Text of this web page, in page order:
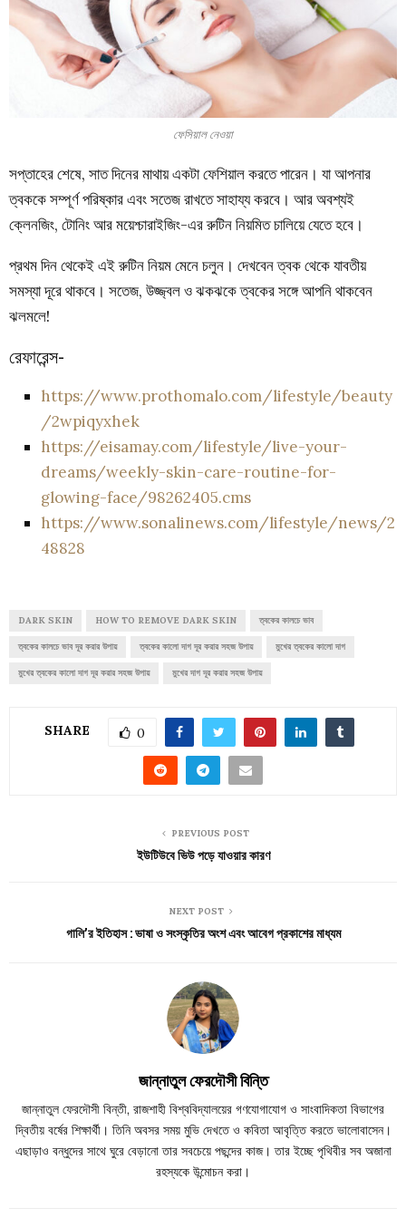
ফেসিয়াল নেওয়া
সপ্তাহের শেষে, সাত দিনের মাথায় একটা ফেশিয়াল করতে পারেন। যা আপনার
ত্বককে সম্পূর্ণ পরিষ্কার এবং সতেজ রাখতে সাহায্য করবে। আর অবশ্যই
ক্লেনজিং, টোনিং আর ময়েশ্চারাইজিং-এর রুটিন নিয়মিত চালিয়ে যেতে হবে।
প্রথম দিন থেকেই এই রুটিন নিয়ম মেনে চলুন। দেখবেন ত্বক থেকে যাবতীয়
সমস্যা দূরে থাকবে। সতেজ, উজ্জ্বল ও ঝকঝকে ত্বকের সঙ্গে আপনি থাকবেন
ঝলমলে!
রেফারেন্স-
https://www.prothomalo.com/lifestyle/beauty
/2wpiqyxhek
https://eisamay.com/lifestyle/live-your-
dreams/weekly-skin-care-routine-for-
glowing-face/98262405.cms
https://www.sonalinews.com/lifestyle/news/2
48828
DARK SKIN HOW TO REMOVE DARK SKIN ত্বকের কালচে ভাব
ত্বকের কালচে ভাব দূর করার উপায় ত্বকের কালো দাগ দূর করার সহজ উপায় মুখের ত্বকের কালো দাগ
মুখের ত্বকের কালো দাগ দূর করার সহজ উপায় মুখের দাগ দূর করার সহজ উপায়
SHARE 0
PREVIOUS POST
ইউটিউবে ভিউ পড়ে যাওয়ার কারণ
NEXT POST
গালি’র ইতিহাস : ভাষা ও সংস্কৃতির অংশ এবং আবেগ প্রকাশের মাধ্যম
জান্নাতুল ফেরদৌসী বিন্তি
জান্নাতুল ফেরদৌসী বিন্তী, রাজশাহী বিশ্ববিদ্যালয়ের গণযোগাযোগ ও সাংবাদিকতা বিভাগের
দ্বিতীয় বর্ষের শিক্ষার্থী। তিনি অবসর সময় মুভি দেখতে ও কবিতা আবৃত্তি করতে ভালোবাসেন।
এছাড়াও বন্ধুদের সাথে ঘুরে বেড়ানো তার সবচেয়ে পছন্দের কাজ। তার ইচ্ছে পৃথিবীর সব অজানা
রহস্যকে উন্মোচন করা।